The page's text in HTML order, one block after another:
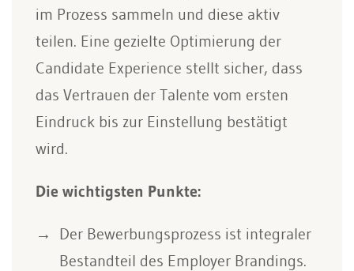
im Prozess sammeln und diese aktiv
teilen. Eine gezielte Optimierung der
Candidate Experience stellt sicher, dass
das Vertrauen der Talente vom ersten
Eindruck bis zur Einstellung bestätigt
wird.
Die wichtigsten Punkte:
Der Bewerbungsprozess ist integraler
Bestandteil des Employer Brandings.